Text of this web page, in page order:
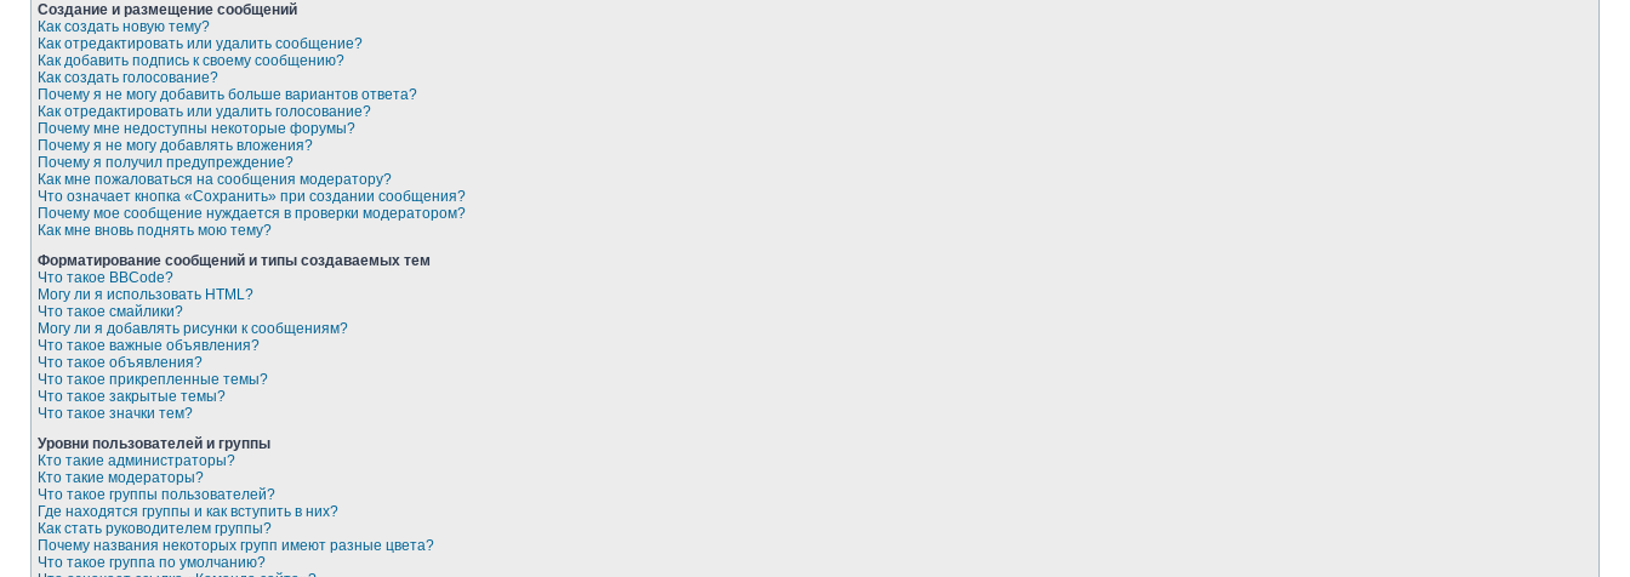
Создание и размещение сообщений
Как создать новую тему?
Как отредактировать или удалить сообщение?
Как добавить подпись к своему сообщению?
Как создать голосование?
Почему я не могу добавить больше вариантов ответа?
Как отредактировать или удалить голосование?
Почему мне недоступны некоторые форумы?
Почему я не могу добавлять вложения?
Почему я получил предупреждение?
Как мне пожаловаться на сообщения модератору?
Что означает кнопка «Сохранить» при создании сообщения?
Почему мое сообщение нуждается в проверки модератором?
Как мне вновь поднять мою тему?
Форматирование сообщений и типы создаваемых тем
Что такое BBCode?
Могу ли я использовать HTML?
Что такое смайлики?
Могу ли я добавлять рисунки к сообщениям?
Что такое важные объявления?
Что такое объявления?
Что такое прикрепленные темы?
Что такое закрытые темы?
Что такое значки тем?
Уровни пользователей и группы
Кто такие администраторы?
Кто такие модераторы?
Что такое группы пользователей?
Где находятся группы и как вступить в них?
Как стать руководителем группы?
Почему названия некоторых групп имеют разные цвета?
Что такое группа по умолчанию?